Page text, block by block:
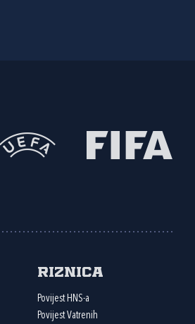
Riznica
Povijest HNS-a
Povijest Vatrenih